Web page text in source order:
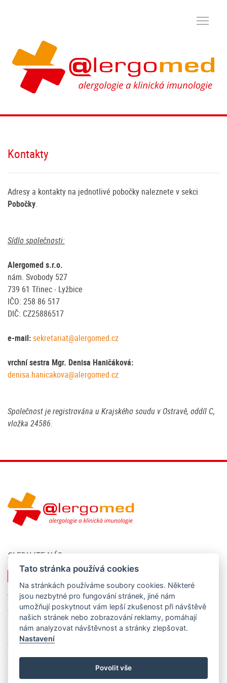
Kontakty
Adresy a kontakty na jednotlivé pobočky naleznete v sekci
Pobočky.
Sídlo společnosti:
Alergomed s.r.o.
nám. Svobody 527
739 61 Třinec - Lyžbice
IČO: 258 86 517
DIČ: CZ25886517
e-mail: sekretariat@alergomed.cz
vrchní sestra Mgr. Denisa Haničáková:
denisa.hanicakova@alergomed.cz
Společnost je registrována u Krajského soudu v Ostravě, oddíl C,
vložka 24586.
SLEDUJTE NÁS
KONTAKTUJTE NÁS
Alergomed s.r.o., nám. Svobody 527, 739 61 Třinec - Lyžbice
IČO: 258 86 517, DIČ: CZ25886517
Společnost je registrována u Krajského soudu v Ostravě, oddíl C,
vložka 24586.
sekretariat@alergomed.cz
Tato stránka používá cookies
Na stránkách používáme soubory cookies. Některé
jsou nezbytné pro fungování stránek, jiné nám
umožňují poskytnout vám lepší zkušenost při návštěvě
našich stránek nebo zobrazování reklamy, pomáhají
nám analyzovat návštěvnost a stránky zlepšovat.
Nastavení
Povolit vše